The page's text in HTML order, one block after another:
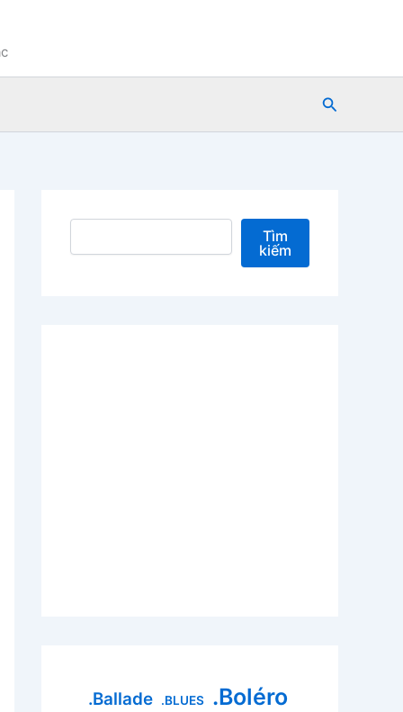
Tìm
Tìm kiếm
Tìm
kiếm
.Ballade .BLUES .Boléro